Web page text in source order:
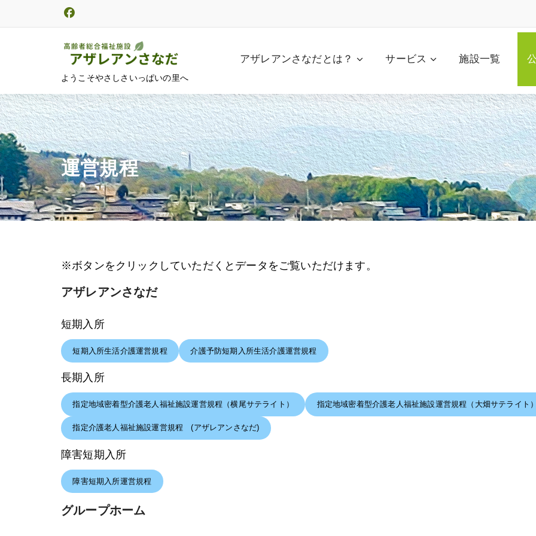
ス
キ
ッ
プ
ようこそやさしさいっぱいの里へ
アザレアンさなだとは？ サービス 施設一覧
運営規程
※ボタンをクリックしていただくとデータをご覧いただけます。
アザレアンさなだ
短期入所
短期入所生活介護運営規程 介護予防短期入所生活介護運営規程
長期入所
指定地域密着型介護老人福祉施設運営規程（横尾サテライト） 指定地域密着型介護老人福祉施設運営規程（大畑サテライト
指定介護老人福祉施設運営規程 (アザレアンさなだ)
障害短期入所
障害短期入所運営規程
グループホーム